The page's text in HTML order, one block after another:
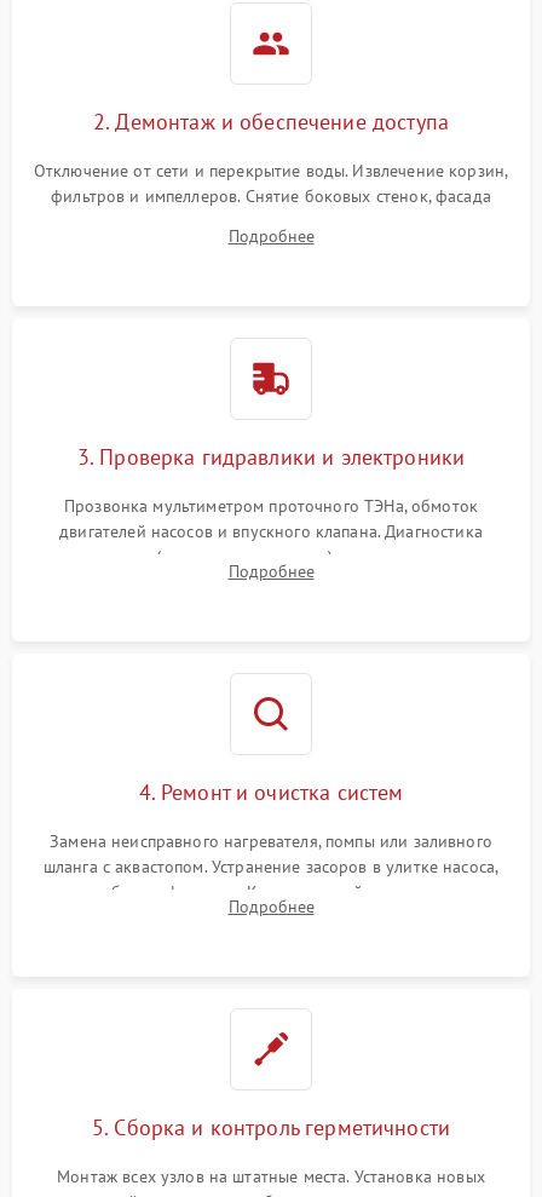
2. Демонтаж и обеспечение доступа
Отключение от сети и перекрытие воды. Извлечение корзин,
фильтров и импеллеров. Снятие боковых стенок, фасада
циркуляционному насосу, ТЭНу и сливной помпе.
Подробнее
3. Проверка гидравлики и электроники
Прозвонка мультиметром проточного ТЭНа, обмоток
двигателей насосов и впускного клапана. Диагностика
прессостата (датчика уровня воды), датчика мутности,
концевика дверцы и электронного модуля управления.
Подробнее
4. Ремонт и очистка систем
Замена неисправного нагревателя, помпы или заливного
шланга с аквастопом. Устранение засоров в улитке насоса,
патрубках и фильтрах. Компонентный ремонт платы
управления, восстановление поврежденной проводки.
Подробнее
5. Сборка и контроль герметичности
Монтаж всех узлов на штатные места. Установка новых